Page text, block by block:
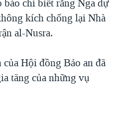
chí biết rằng Nga dự
kích chống lại Nhà
al-Nusra.
Hội đồng Bảo an đã
tăng của những vụ